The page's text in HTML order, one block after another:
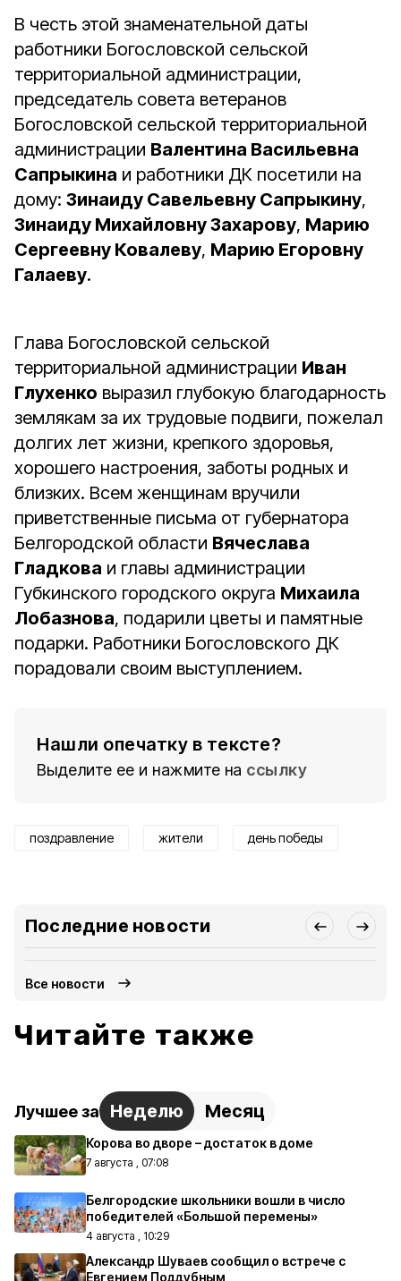
В честь этой знаменательной даты
работники Богословской сельской
территориальной администрации,
председатель совета ветеранов
Богословской сельской территориальной
администрации Валентина Васильевна
Сапрыкина и работники ДК посетили на
дому: Зинаиду Савельевну Сапрыкину,
Зинаиду Михайловну Захарову, Марию
Сергеевну Ковалеву, Марию Егоровну
Галаеву.
Глава Богословской сельской
территориальной администрации Иван
Глухенко выразил глубокую благодарность
землякам за их трудовые подвиги, пожелал
долгих лет жизни, крепкого здоровья,
хорошего настроения, заботы родных и
близких. Всем женщинам вручили
приветственные письма от губернатора
Белгородской области Вячеслава
Гладкова и главы администрации
Губкинского городского округа Михаила
Лобазнова, подарили цветы и памятные
подарки. Работники Богословского ДК
порадовали своим выступлением.
Нашли опечатку в тексте?
Выделите ее и нажмите на ссылку
поздравление жители день победы
Последние новости
Все новости
Читайте также
Лучшее за Неделю Месяц
Корова во дворе – достаток в доме
7 августа , 07:08
Белгородские школьники вошли в число
победителей «Большой перемены»
4 августа , 10:29
Александр Шуваев сообщил о встрече с
Евгением Поддубным